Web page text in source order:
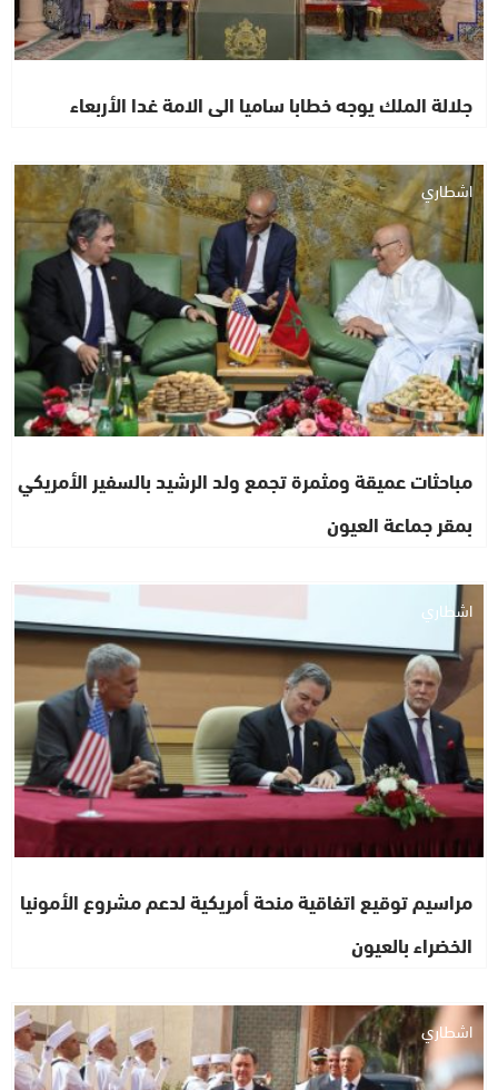
جلالة الملك يوجه خطابا ساميا الى الامة غدا الأربعاء
اشطاري
مباحثات عميقة ومثمرة تجمع ولد الرشيد بالسفير الأمريكي
بمقر جماعة العيون
اشطاري
مراسيم توقيع اتفاقية منحة أمريكية لدعم مشروع الأمونيا
الخضراء بالعيون
اشطاري